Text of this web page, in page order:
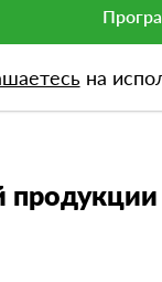
на
продукции